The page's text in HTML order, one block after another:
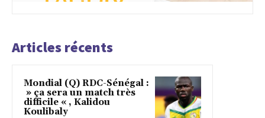
Articles récents
Mondial (Q) RDC-Sénégal :
» ça sera un match très
difficile « , Kalidou
Koulibaly